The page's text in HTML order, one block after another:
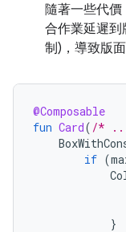
隨著一些代價
合作業延遲
制)，導致版
@Composable
fun Card( /*
if (
}